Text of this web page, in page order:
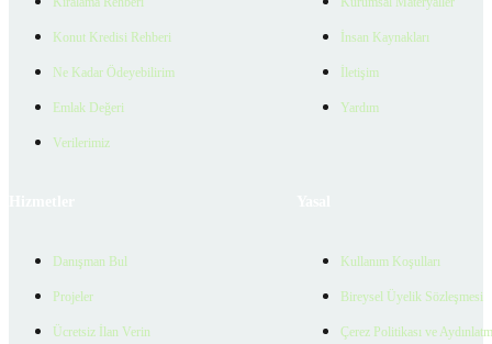
Konut Kredisi Rehberi
Ne Kadar Ödeyebilirim
Emlak Değeri
Verilerimiz
İnsan Kaynakları
İletişim
Yardım
Danışman Bul
Projeler
Ücretsiz İlan Verin
Kullanım Koşulları
Bireysel Üyelik Sözleşmesi
Çerez Politikası ve